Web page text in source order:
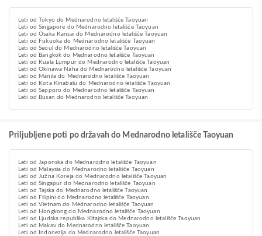
Leti od Tokyo do Mednarodno letališče Taoyuan
Leti od Singapore do Mednarodno letališče Taoyuan
Leti od Osaka Kansai do Mednarodno letališče Taoyuan
Leti od Fukuoka do Mednarodno letališče Taoyuan
Leti od Seoul do Mednarodno letališče Taoyuan
Leti od Bangkok do Mednarodno letališče Taoyuan
Leti od Kuala Lumpur do Mednarodno letališče Taoyuan
Leti od Okinawa Naha do Mednarodno letališče Taoyuan
Leti od Manila do Mednarodno letališče Taoyuan
Leti od Kota Kinabalu do Mednarodno letališče Taoyuan
Leti od Sapporo do Mednarodno letališče Taoyuan
Leti od Busan do Mednarodno letališče Taoyuan
Priljubljene poti po državah do Mednarodno letališče Taoyuan
Leti od Japonska do Mednarodno letališče Taoyuan
Leti od Malaysia do Mednarodno letališče Taoyuan
Leti od Južna Koreja do Mednarodno letališče Taoyuan
Leti od Singapur do Mednarodno letališče Taoyuan
Leti od Tajska do Mednarodno letališče Taoyuan
Leti od Filipini do Mednarodno letališče Taoyuan
Leti od Vietnam do Mednarodno letališče Taoyuan
Leti od Hongkong do Mednarodno letališče Taoyuan
Leti od Ljudska republika Kitajska do Mednarodno letališče Taoyuan
Leti od Makav do Mednarodno letališče Taoyuan
Leti od Indonezija do Mednarodno letališče Taoyuan